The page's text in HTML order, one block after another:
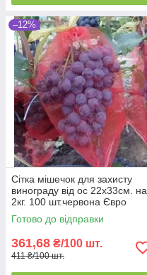
–12%
Сітка мішечок для захисту
винограду від ос 22х33см. на
2кг. 100 шт.червона Євро
сітка мішок для овочів.
Готово до відправки
361,68 ₴/100 шт.
411 ₴/100 шт.